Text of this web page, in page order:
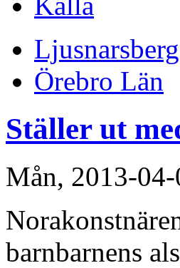
Ljusnarsberg
Örebro Län
Ställer ut
Mån, 2013-
barnbarnens